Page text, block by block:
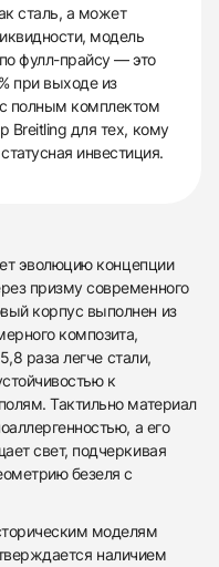
сталь, а может
модель
фулл-прайсу — это
при выходе из
полным комплектом
Breitling для тех, кому
инвестиция.
эволюцию концепции
призму современного
корпус выполнен из
композита,
раза легче стали,
к
Тактильно материал
а его
свет, подчеркивая
безеля с
моделям
наличием